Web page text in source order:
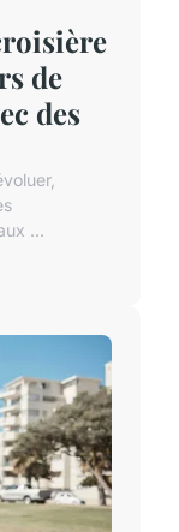
de
des
...